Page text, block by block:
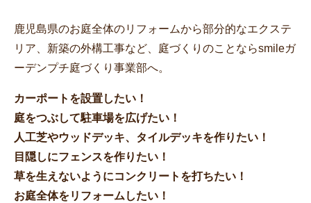
鹿児島県のお庭全体のリフォームから部分的なエクステ
リア、新築の外構工事など、庭づくりのことならsmileガ
ーデンプチ庭づくり事業部へ。
カーポートを設置したい！
庭をつぶして駐車場を広げたい！
人工芝やウッドデッキ、タイルデッキを作りたい！
目隠しにフェンスを作りたい！
草を生えないようにコンクリートを打ちたい！
お庭全体をリフォームしたい！